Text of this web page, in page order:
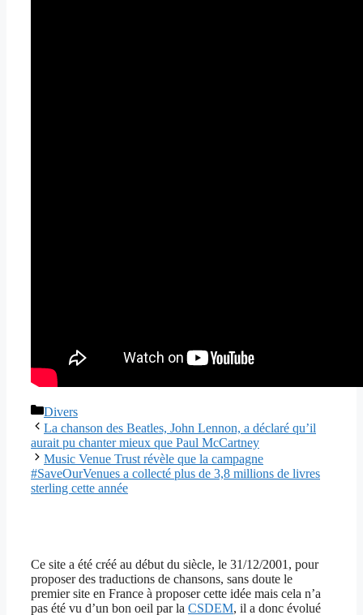
Catégories
Divers
La chanson des Beatles, John Lennon, a déclaré qu’il
aurait pu chanter mieux que Paul McCartney
Music Venue Trust révèle que la campagne
#SaveOurVenues a collecté plus de 3,8 millions de livres
sterling cette année
Ce site a été créé au début du siècle, le 31/12/2001, pour
proposer des traductions de chansons, sans doute le
premier site en France à proposer cette idée mais cela n’a
pas été vu d’un bon oeil par la CSDEM, il a donc évolué